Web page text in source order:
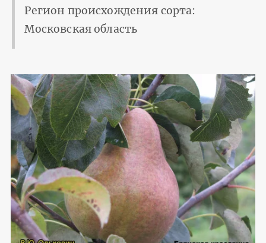
Регион происхождения сорта:
Московская область